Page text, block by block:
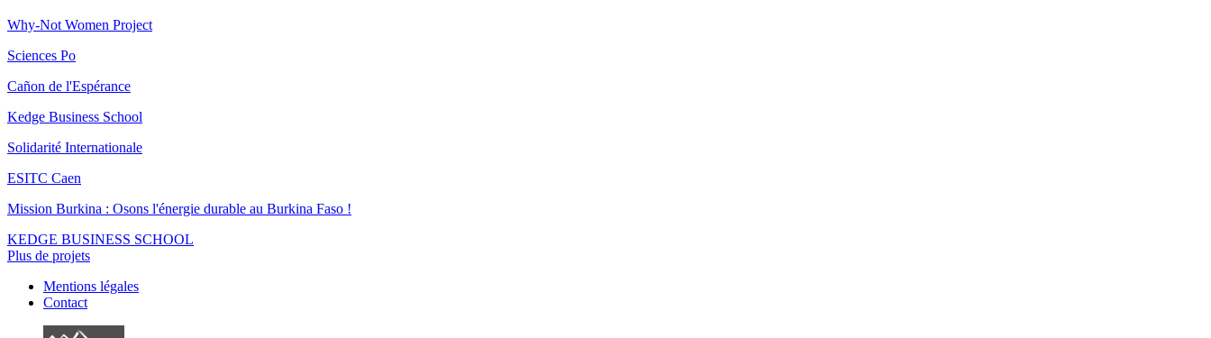
Why-Not Women Project
Sciences Po
Cañon de l'Espérance
Kedge Business School
Solidarité Internationale
ESITC Caen
Mission Burkina : Osons l'énergie durable au Burkina Faso !
KEDGE BUSINESS SCHOOL
Plus de projets
Mentions légales
Contact